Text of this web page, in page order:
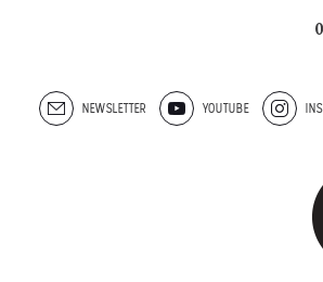
NEWSLETTER YOUTUBE